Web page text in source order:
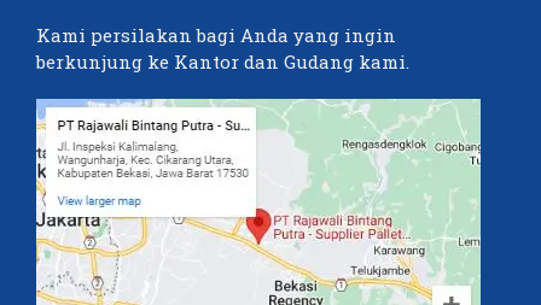
Kami persilakan bagi Anda yang ingin
berkunjung ke Kantor dan Gudang kami.